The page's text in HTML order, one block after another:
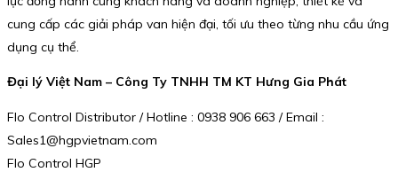
cung cấp các giải pháp van hiện đại, tối ưu theo từng nhu cầu ứng
dụng cụ thể.
Đại lý Việt Nam – Công Ty TNHH TM KT Hưng Gia Phát
Flo Control Distributor / Hotline : 0938 906 663 / Email :
Sales1@hgpvietnam.com
Flo Control HGP